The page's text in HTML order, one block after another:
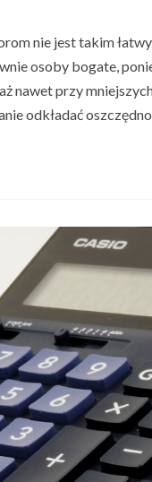
nie jest takim
osoby bogate,
nawet przy
odkładać